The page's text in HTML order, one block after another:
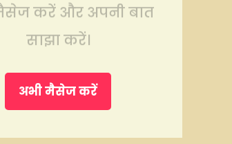
करें और अपनी बात
साझा करें।
अभी मैसेज करें